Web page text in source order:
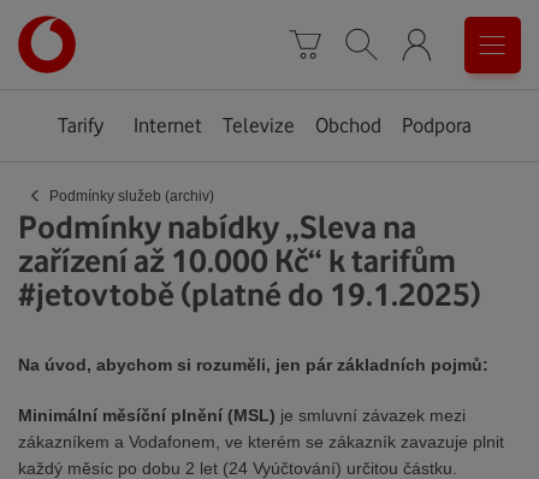
stránka
Košík
Vyhledávání
Menu
Tarify Internet Televize Obchod Podpora
‹ Podmínky služeb (archiv)
Podmínky nabídky „Sleva na
zařízení až 10.000 Kč“ k tarifům
#jetovtobě (platné do 19.1.2025)
Na úvod, abychom si rozuměli, jen pár základních pojmů:
Minimální měsíční plnění (MSL) je smluvní závazek mezi
zákazníkem a Vodafonem, ve kterém se zákazník zavazuje plnit
každý měsíc po dobu 2 let (24 Vyúčtování) určitou částku.